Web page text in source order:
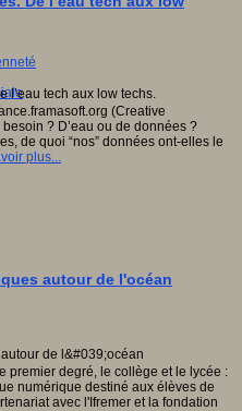
(Creative
? D’eau ou de données ?
de quoi “nos” données ont-elles le
plus...
autour de l'océan
premier degré, le collège et le lycée :
numérique destiné aux élèves de
avec l'Ifremer et la fondation